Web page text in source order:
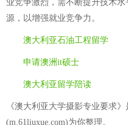
业竞争激烈，需不断提升技术
源，以增强就业竞争力。
澳大利亚石油工程留学
申请澳洲it硕士
澳大利亚留学陪读
《澳大利亚大学摄影专业要求
(m.61liuxue.com)为你整理。